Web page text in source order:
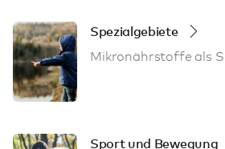
Spezialgebiete
Mikronährstoffe als
Sport und Bewegung